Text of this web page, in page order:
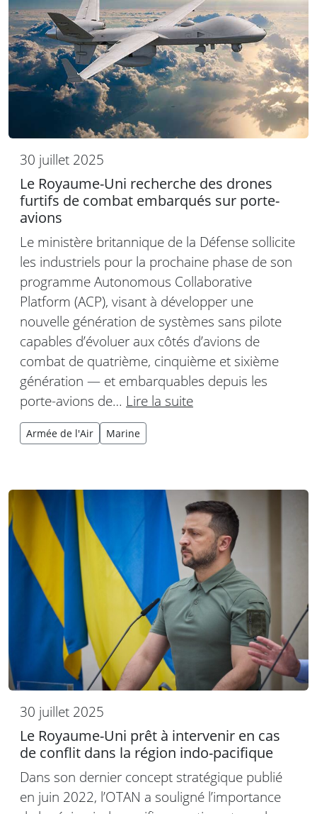
30 juillet 2025
Le Royaume-Uni recherche des drones
furtifs de combat embarqués sur porte-
avions
Le ministère britannique de la Défense sollicite
les industriels pour la prochaine phase de son
programme Autonomous Collaborative
Platform (ACP), visant à développer une
nouvelle génération de systèmes sans pilote
capables d’évoluer aux côtés d’avions de
combat de quatrième, cinquième et sixième
génération — et embarquables depuis les
porte-avions de… Lire la suite
Armée de l'Air Marine
30 juillet 2025
Le Royaume-Uni prêt à intervenir en cas
de conflit dans la région indo-pacifique
Dans son dernier concept stratégique publié
en juin 2022, l’OTAN a souligné l’importance